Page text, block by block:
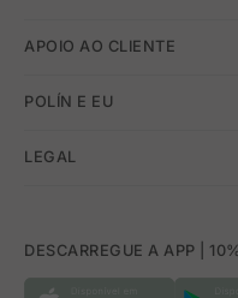
APOIO AO CLIENTE
POLÍN E EU
LEGAL
DESCARREGUE A APP |